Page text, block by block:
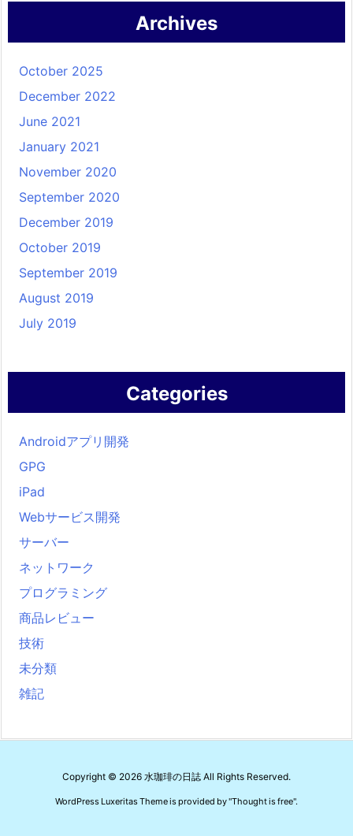
Archives
October 2025
December 2022
June 2021
January 2021
November 2020
September 2020
December 2019
October 2019
September 2019
August 2019
July 2019
Categories
Androidアプリ開発
GPG
iPad
Webサービス開発
サーバー
ネットワーク
プログラミング
商品レビュー
技術
未分類
雑記
Copyright © 2026 水珈琲の日誌 All Rights Reserved.
WordPress Luxeritas Theme is provided by "Thought is free".